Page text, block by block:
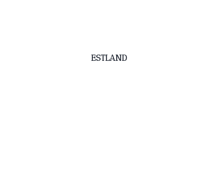
ESTLAND